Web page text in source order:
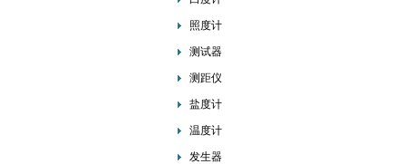
照度计
测试器
测距仪
盐度计
温度计
发生器